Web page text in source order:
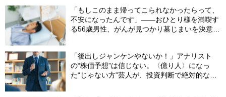
「もしこのまま帰ってこられなかったらって、
不安になったんです」――おひとり様を満喫す
る56歳男性、がんが見つかり墓じまいを決意
「後出しジャンケンやないか！」アナリスト
の“株価予想”は信じない。〈億り人〉になっ
た“じゃない方”芸人が、投資判断で絶対的な信